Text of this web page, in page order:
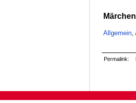
Allgemein,
Permalink: